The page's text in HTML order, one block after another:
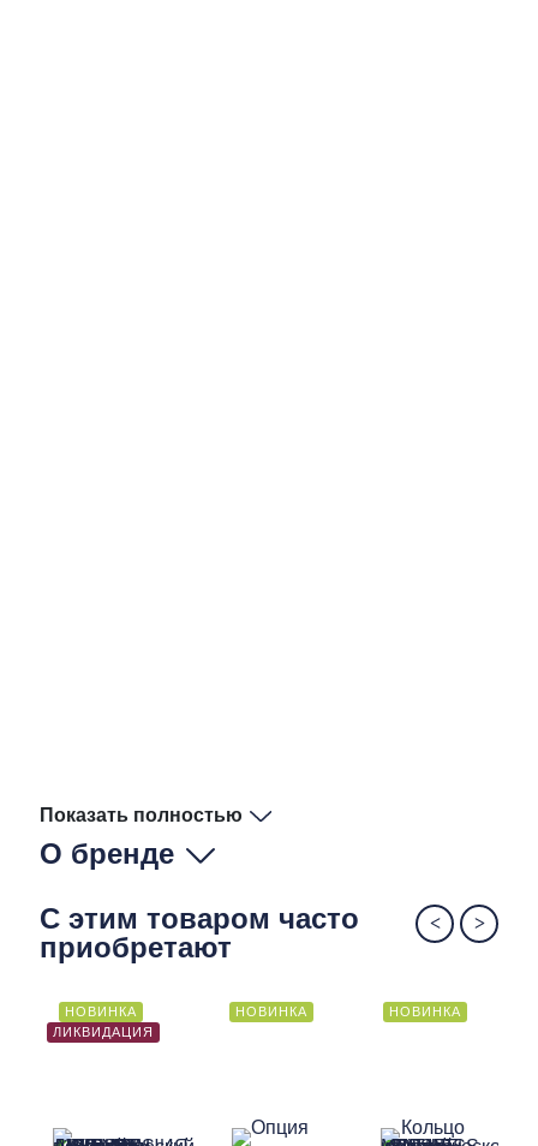
Показать полностью
О бренде
С этим товаром часто
приобретают
НОВИНКА
ЛИКВИДАЦИЯ
НОВИНКА НОВИНКА